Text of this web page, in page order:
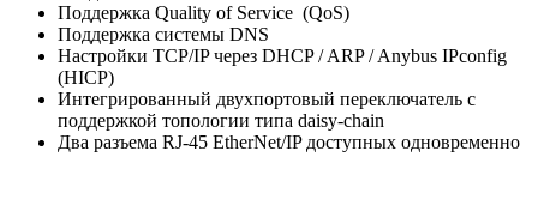
Поддержка Quality of Service (QoS)
Поддержка системы DNS
Настройки TCP/IP через DHCP / ARP / Anybus IPconfig
(HICP)
Интегрированный двухпортовый переключатель с
поддержкой топологии типа daisy-chain
Два разъема RJ-45 EtherNet/IP доступных одновременно